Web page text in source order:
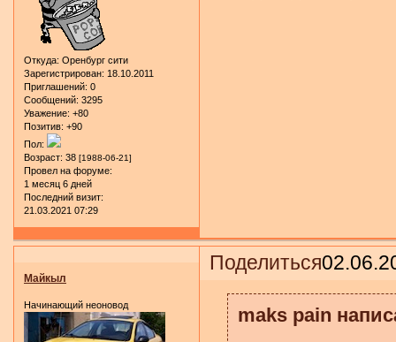
Откуда: Оренбург сити
Зарегистрирован: 18.10.2011
Приглашений: 0
Сообщений: 3295
Уважение: +80
Позитив: +90
Пол:
Возраст: 38 [1988-06-21]
Провел на форуме:
1 месяц 6 дней
Последний визит:
21.03.2021 07:29
Поделиться
Майкыл
Начинающий неоновод maks pain